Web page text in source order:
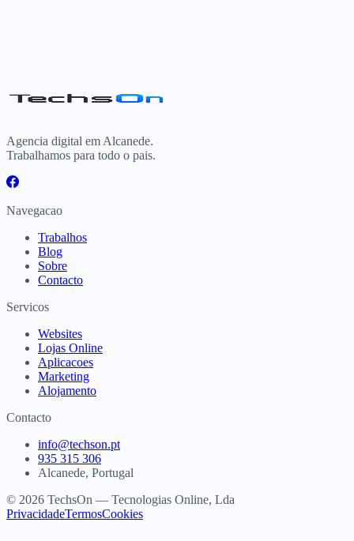
Agencia digital em Alcanede.
Trabalhamos para todo o pais.
Navegacao
Trabalhos
Blog
Sobre
Contacto
Servicos
Websites
Lojas Online
Aplicacoes
Marketing
Alojamento
Contacto
info@techson.pt
935 315 306
Alcanede, Portugal
© 2026 TechsOn — Tecnologias Online, Lda
PrivacidadeTermosCookies